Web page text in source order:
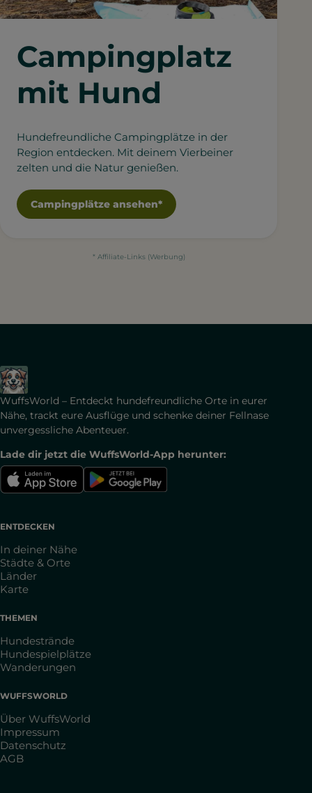
Campingplatz
mit Hund
Hundefreundliche Campingplätze in der
Region entdecken. Mit deinem Vierbeiner
zelten und die Natur genießen.
Campingplätze ansehen*
* Affiliate-Links (Werbung)
WuffsWorld – Entdeckt hundefreundliche Orte in eurer
Nähe, trackt eure Ausflüge und schenke deiner Fellnase
unvergessliche Abenteuer.
Lade dir jetzt die WuffsWorld-App herunter:
ENTDECKEN
In deiner Nähe
Städte & Orte
Länder
Karte
THEMEN
Hundestrände
Hundespielplätze
Wanderungen
WUFFSWORLD
Über WuffsWorld
Impressum
Datenschutz
AGB